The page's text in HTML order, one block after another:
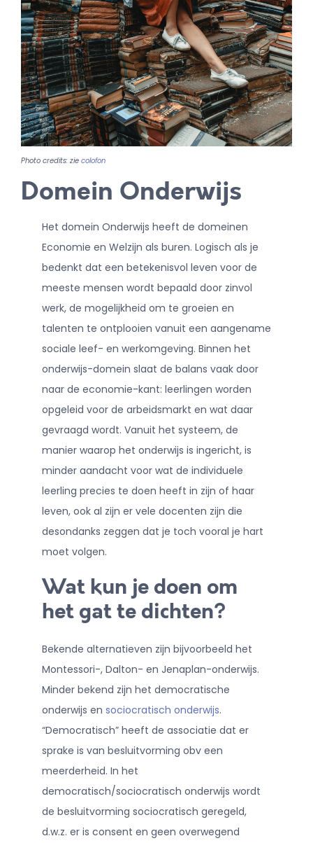
DOE MEE!
Photo credits: zie colofon
Domein Onderwijs
Het domein Onderwijs heeft de domeinen
Economie en Welzijn als buren. Logisch als je
bedenkt dat een betekenisvol leven voor de
meeste mensen wordt bepaald door zinvol
werk, de mogelijkheid om te groeien en
talenten te ontplooien vanuit een aangename
sociale leef- en werkomgeving. Binnen het
onderwijs-domein slaat de balans vaak door
naar de economie-kant: leerlingen worden
opgeleid voor de arbeidsmarkt en wat daar
gevraagd wordt. Vanuit het systeem, de
manier waarop het onderwijs is ingericht, is
minder aandacht voor wat de individuele
leerling precies te doen heeft in zijn of haar
leven, ook al zijn er vele docenten zijn die
desondanks zeggen dat je toch vooral je hart
moet volgen.
Wat kun je doen om
het gat te dichten?
Bekende alternatieven zijn bijvoorbeeld het
Montessori-, Dalton- en Jenaplan-onderwijs.
Minder bekend zijn het democratische
onderwijs en sociocratisch onderwijs.
“Democratisch” heeft de associatie dat er
sprake is van besluitvorming obv een
meerderheid. In het
democratisch/sociocratisch onderwijs wordt
de besluitvorming sociocratisch geregeld,
d.w.z. er is consent en geen overwegend